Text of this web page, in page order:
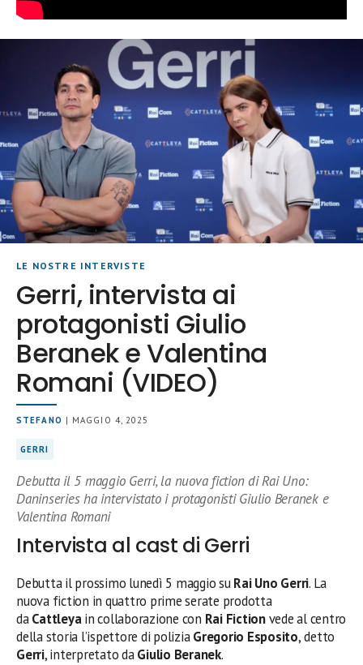
LE NOSTRE INTERVISTE
Gerri, intervista ai
protagonisti Giulio
Beranek e Valentina
Romani (VIDEO)
STEFANO | MAGGIO 4, 2025
GERRI
Debutta il 5 maggio Gerri, la nuova fiction di Rai Uno:
Daninseries ha intervistato i protagonisti Giulio Beranek e
Valentina Romani
Intervista al cast di Gerri
Debutta il prossimo lunedì 5 maggio suRai Uno Gerri. La
nuova fiction in quattro prime serate prodotta
daCattleyain collaborazione con Rai Fictionvede al centro
della storia l’ispettore di poliziaGregorio Esposito, detto
Gerri, interpretato daGiulio Beranek.